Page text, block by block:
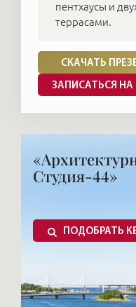
пентхаусы и
террасами.
СКАЧАТЬ
ЗАПИСАТЬСЯ
Студия-44»
ПОДОБРАТЬ